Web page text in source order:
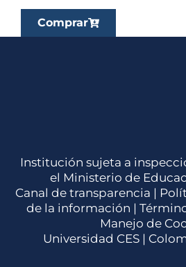
Comprar
Institución sujeta a
el Ministerio de
Canal de transparencia |
de la información |
Manejo de
Universidad CES |